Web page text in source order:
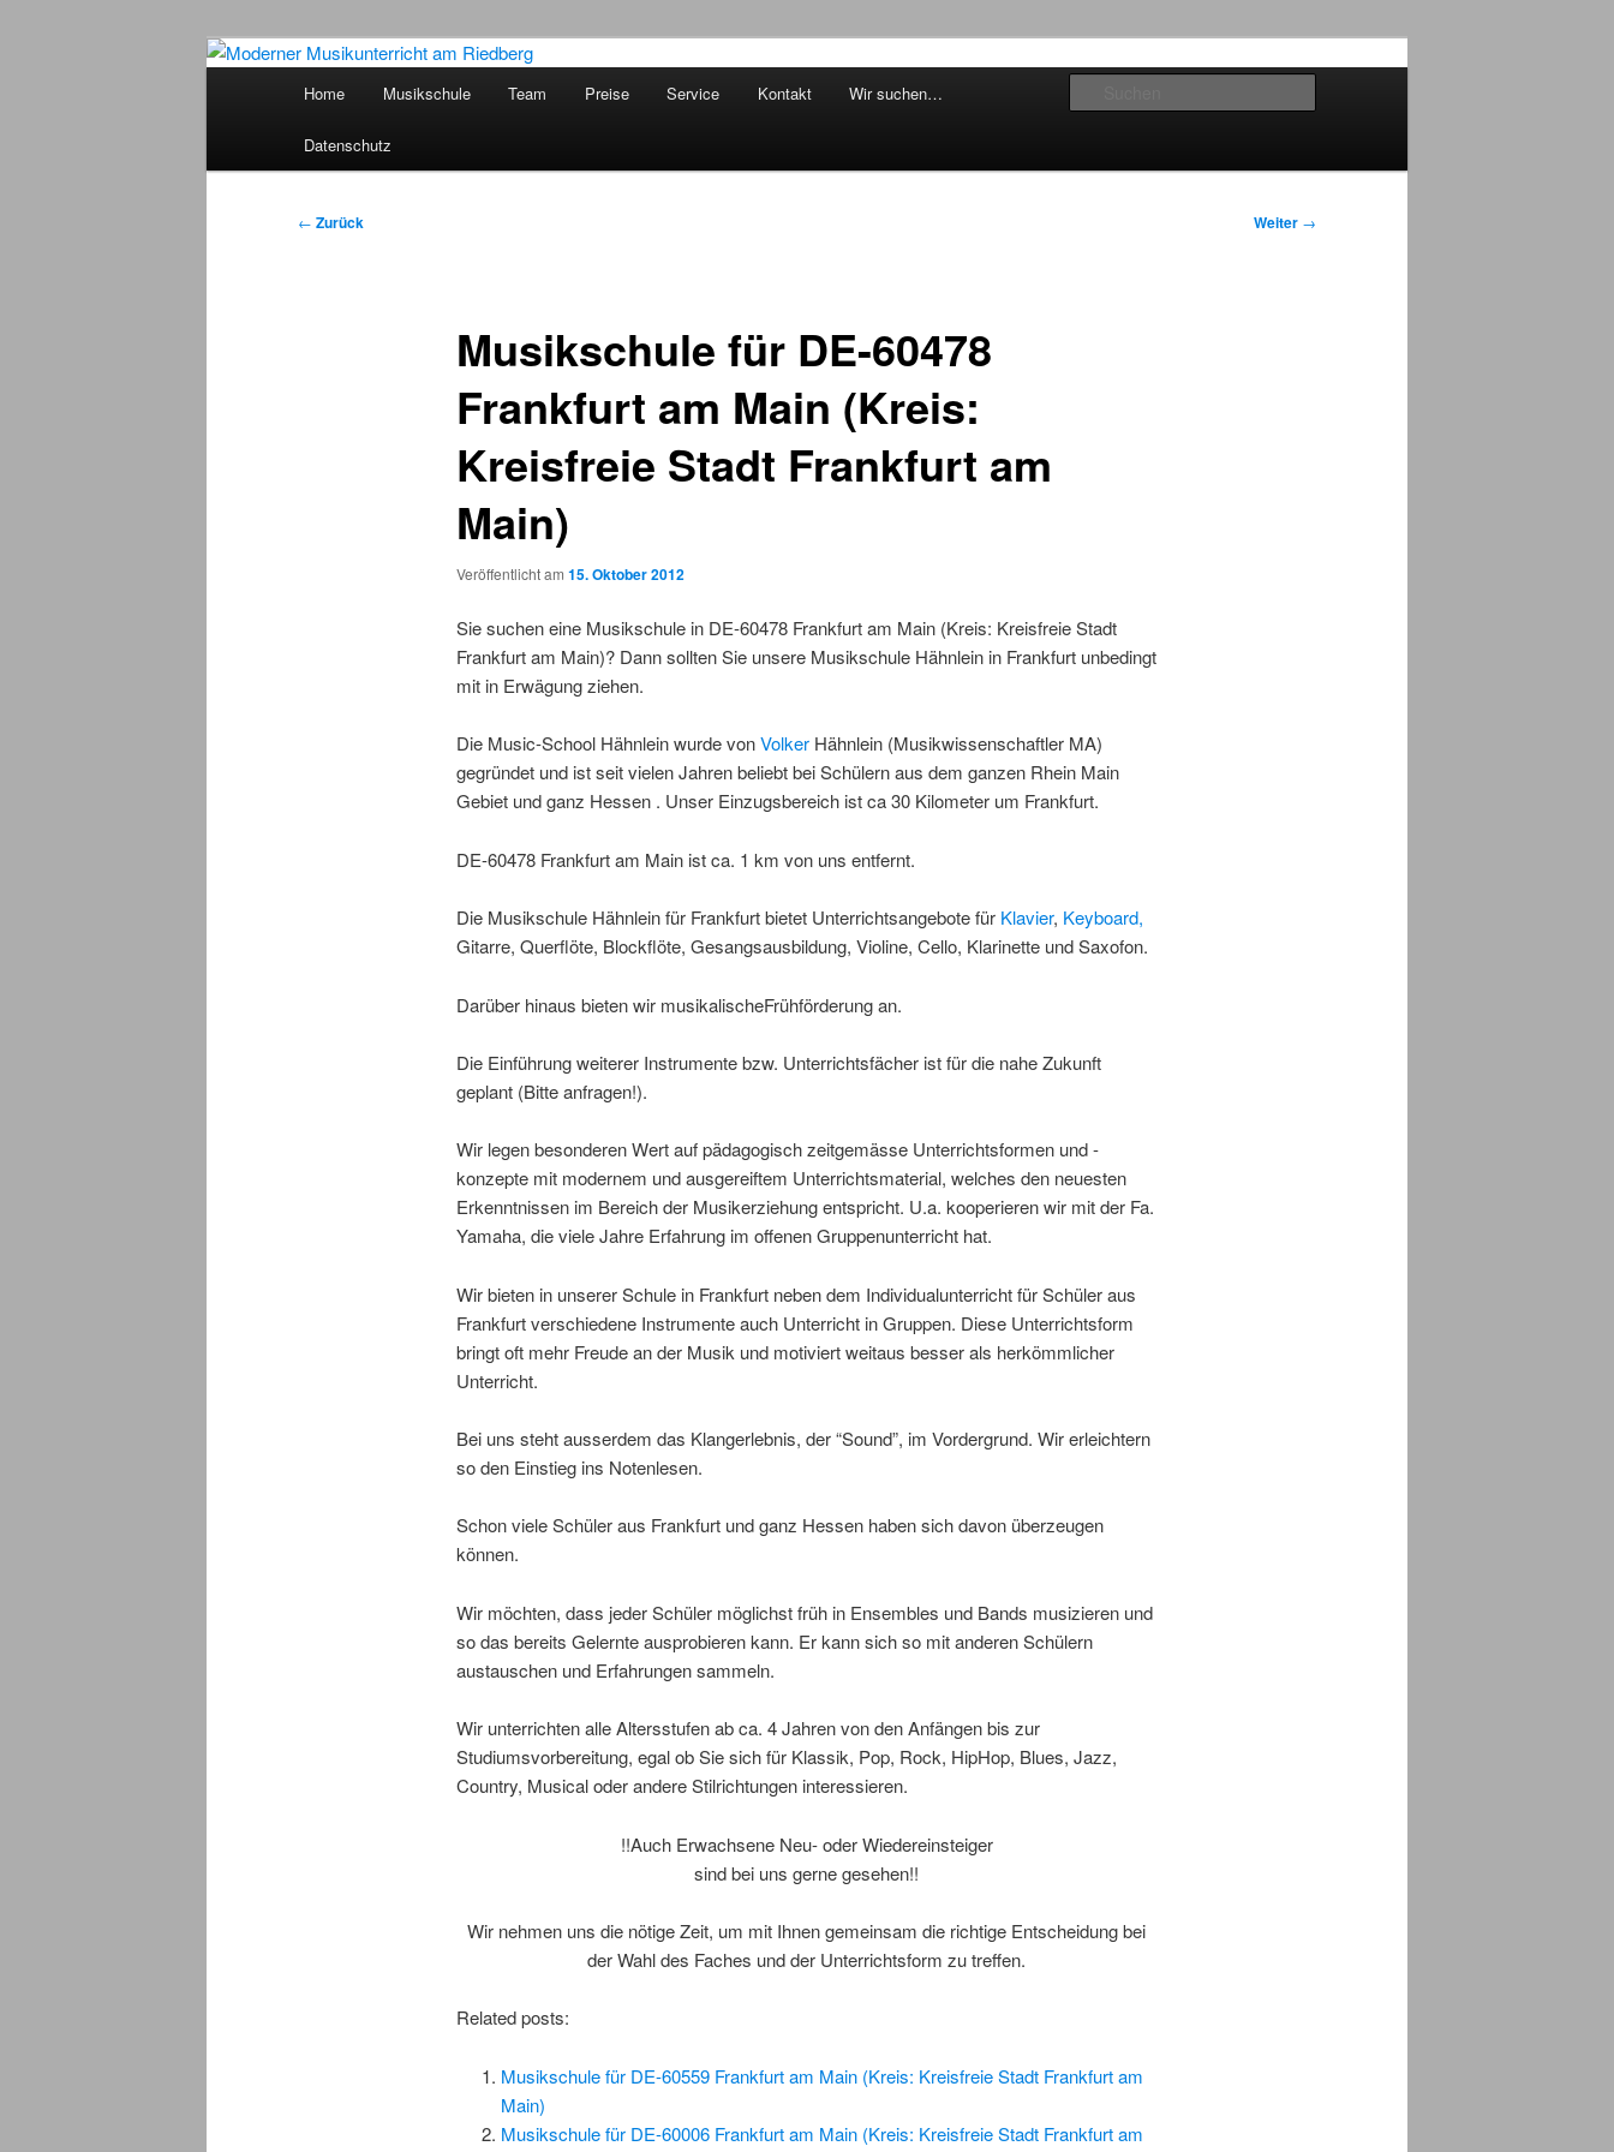
Moderner Musikunterricht am Riedberg
Home Musikschule Team Preise Service Kontakt Wir suchen…
Datenschutz
Beitragsnavigation
← Zurück Weiter →
Musikschule für DE-60478
Frankfurt am Main (Kreis:
Kreisfreie Stadt Frankfurt am
Main)
Veröffentlicht am 15. Oktober 2012
Sie suchen eine Musikschule in DE-60478 Frankfurt am Main (Kreis: Kreisfreie Stadt
Frankfurt am Main)? Dann sollten Sie unsere Musikschule Hähnlein in Frankfurt unbedingt
mit in Erwägung ziehen.
Die Music-School Hähnlein wurde vonVolkerHähnlein (Musikwissenschaftler MA)
gegründet und ist seit vielen Jahren beliebt bei Schülern aus dem ganzen Rhein Main
Gebiet und ganz Hessen . Unser Einzugsbereich ist ca 30 Kilometer um Frankfurt.
DE-60478 Frankfurt am Main ist ca. 1 km von uns entfernt.
Die Musikschule Hähnlein für Frankfurt bietet Unterrichtsangebote für Klavier, Keyboard,
Gitarre, Querflöte, Blockflöte, Gesangsausbildung, Violine, Cello, Klarinette und Saxofon.
Darüber hinaus bieten wir musikalischeFrühförderung an.
Die Einführung weiterer Instrumente bzw. Unterrichtsfächer ist für die nahe Zukunft
geplant (Bitte anfragen!).
Wir legen besonderen Wert auf pädagogisch zeitgemässe Unterrichtsformen und -
konzepte mit modernem und ausgereiftem Unterrichtsmaterial, welches den neuesten
Erkenntnissen im Bereich der Musikerziehung entspricht. U.a. kooperieren wir mit der Fa.
Yamaha, die viele Jahre Erfahrung im offenen Gruppenunterricht hat.
Wir bieten in unserer Schule in Frankfurt neben dem Individualunterricht für Schüler aus
Frankfurt verschiedene Instrumente auch Unterricht in Gruppen. Diese Unterrichtsform
bringt oft mehr Freude an der Musik und motiviert weitaus besser als herkömmlicher
Unterricht.
Bei uns steht ausserdem das Klangerlebnis, der “Sound”, im Vordergrund. Wir erleichtern
so den Einstieg ins Notenlesen.
Schon viele Schüler aus Frankfurt und ganz Hessen haben sich davon überzeugen
können.
Wir möchten, dass jeder Schüler möglichst früh in Ensembles und Bands musizieren und
so das bereits Gelernte ausprobieren kann. Er kann sich so mit anderen Schülern
austauschen und Erfahrungen sammeln.
Wir unterrichten alle Altersstufen ab ca. 4 Jahren von den Anfängen bis zur
Studiumsvorbereitung, egal ob Sie sich für Klassik, Pop, Rock, HipHop, Blues, Jazz,
Country, Musical oder andere Stilrichtungen interessieren.
!!Auch Erwachsene Neu- oder Wiedereinsteiger
sind bei uns gerne gesehen!!
Wir nehmen uns die nötige Zeit, um mit Ihnen gemeinsam die richtige Entscheidung bei
der Wahl des Faches und der Unterrichtsform zu treffen.
Related posts:
Musikschule für DE-60559 Frankfurt am Main (Kreis: Kreisfreie Stadt Frankfurt am
Main)
Musikschule für DE-60006 Frankfurt am Main (Kreis: Kreisfreie Stadt Frankfurt am